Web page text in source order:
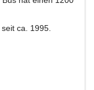
ca. 1995.